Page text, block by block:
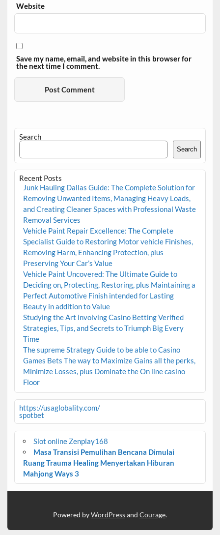
Website
Save my name, email, and website in this browser for
the next time I comment.
Search
Search
Recent Posts
Junk Hauling Dallas Guide: The Complete Solution for
Removing Unwanted Items, Managing Heavy Loads,
and Creating Cleaner Spaces with Professional Waste
Removal Services
Vehicle Paint Repair Excellence: The Complete
Specialist Guide to Restoring Motor vehicle Finishes,
Removing Harm, Enhancing Protection, plus
Preserving Your Car’s Value
Vehicle Paint Uncovered: The Ultimate Guide to
Deciding on, Protecting, Restoring, plus Maintaining a
Perfect Automotive Finish intended for Lasting
Beauty in addition to Value
Studying the Art involving Casino Betting Verified
Strategies, Tips, and Secrets to Triumph Big Every
Time
The supreme Strategy Guide to be able to Casino
Games Bets The way to Maximize Gains all the perks,
Minimize Losses, plus Dominate the On line casino
Floor
https://usaglobality.com/
spotbet
Slot online Zenplay168
Masa Transisi Pemulihan Bencana Dimulai
Ruang Trauma Healing Menyertakan Hiburan
Mahjong Ways 3
Powered byWordPressand Courage.